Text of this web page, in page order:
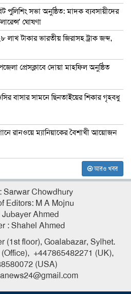
পুলিশিং সভা অনুষ্ঠিত: মাদক ব্যবসায়ীদের
ঘোষণা
লাখ টাকার ভারতীয় জিরাসহ ট্রাক জব্দ,
প্রেসক্লাবে দোয়া মাহফিল অনুষ্ঠিত
বাসার সামনে ছিনতাইয়ের শিকার গৃহবধু
রানওয়ে ম্যানিয়াকের বৈশাখী আয়োজন
আরও খবর
Sarwar Chowdhury
Editors: M A Mojnu
Jubayer Ahmed
: Shahel Ahmed
(1st floor), Goalabazar, Sylhet.
+447865482271 (UK),
(USA)